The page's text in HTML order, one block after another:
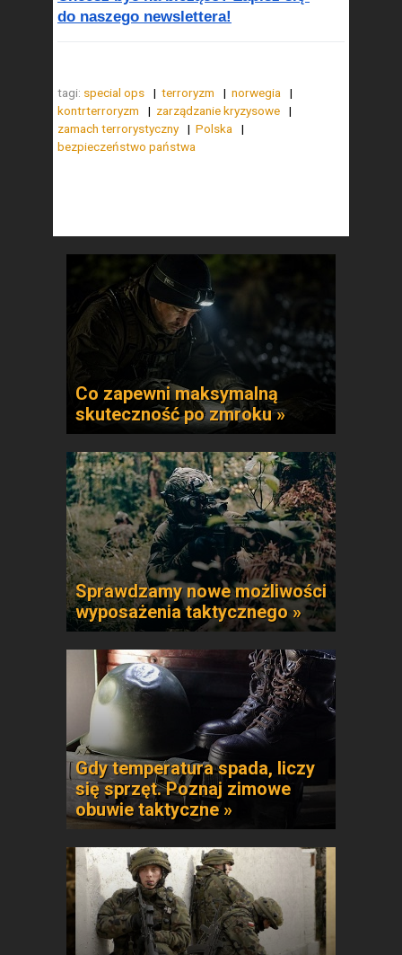
do naszego newslettera!
tagi: special ops terroryzm
norwegia
kontrterroryzm
zarządzanie kryzysowe
zamach terrorystyczny
Polska
bezpieczeństwo państwa
Co zapewni maksymalną
skuteczność po zmroku »
Sprawdzamy nowe możliwości
wyposażenia taktycznego »
Gdy temperatura spada, liczy
się sprzęt. Poznaj zimowe
obuwie taktyczne »